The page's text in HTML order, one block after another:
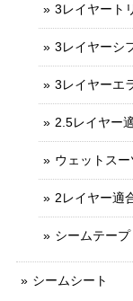
3レイヤート
3レイヤーシ
3レイヤーエ
2.5レイヤー
ウェットス
2レイヤー適
シームテー
シームシート